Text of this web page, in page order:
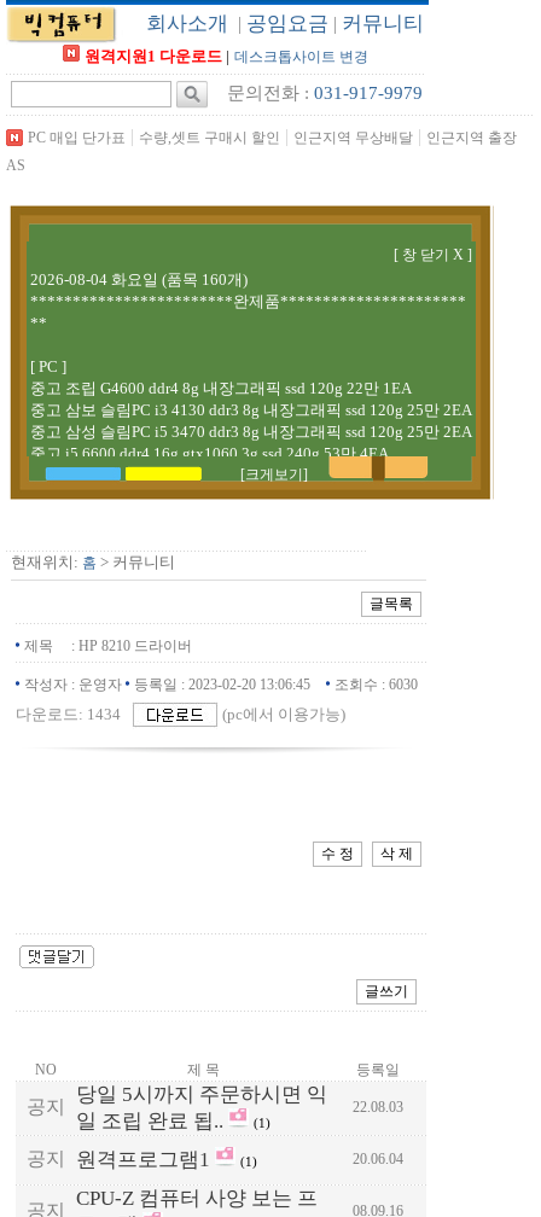
회사소개 | 공임요금 | 커뮤니티
원격지원1 다운로드| 데스크톱사이트 변경
문의전화 : 031-917-9979
PC 매입 단가표 | 수량,셋트 구매시 할인 | 인근지역 무상배달 | 인근지역 출장
AS
[크게보기]
현재위치: 홈 > 커뮤니티
제목 : HP 8210 드라이버
작성자 : 운영자 등록일 : 2023-02-20 13:06:45 조회수 : 6030
다운로드: 1434 (pc에서 이용가능)
NO 제 목 등록일
공지
당일 5시까지 주문하시면 익
일 조립 완료 됩..
(1)
22.08.03
공지 원격프로그램1 (1) 20.06.04
공지
CPU-Z 컴퓨터 사양 보는 프
08.09.16